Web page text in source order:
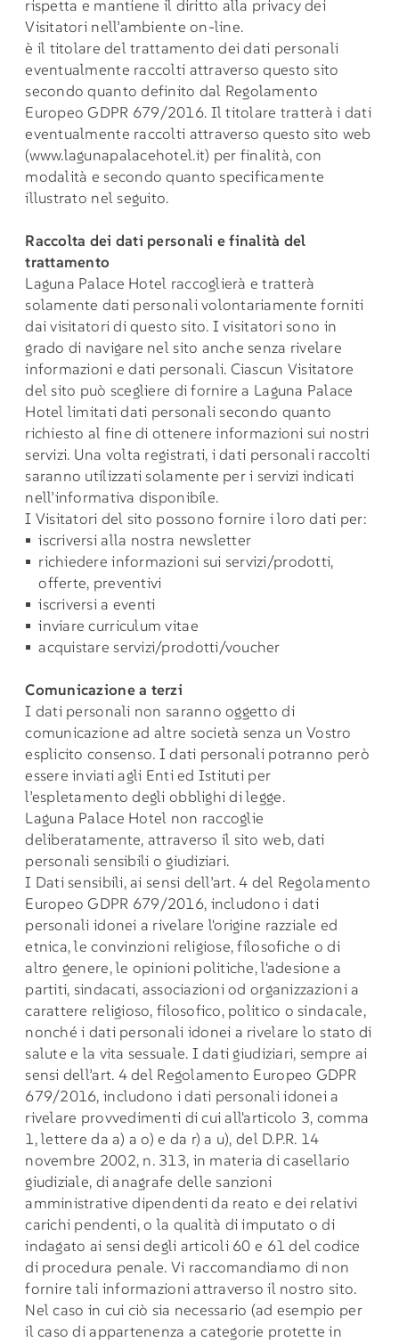
rispetta e mantiene il diritto alla privacy dei
Visitatori nell’ambiente on-line.
è il titolare del trattamento dei dati personali
eventualmente raccolti attraverso questo sito
secondo quanto definito dal Regolamento
Europeo GDPR 679/2016. Il titolare tratterà i dati
eventualmente raccolti attraverso questo sito web
(www.lagunapalacehotel.it) per finalità, con
modalità e secondo quanto specificamente
illustrato nel seguito.
Raccolta dei dati personali e finalità del
trattamento
Laguna Palace Hotel raccoglierà e tratterà
solamente dati personali volontariamente forniti
dai visitatori di questo sito. I visitatori sono in
grado di navigare nel sito anche senza rivelare
informazioni e dati personali. Ciascun Visitatore
del sito può scegliere di fornire a Laguna Palace
Hotel limitati dati personali secondo quanto
richiesto al fine di ottenere informazioni sui nostri
servizi. Una volta registrati, i dati personali raccolti
saranno utilizzati solamente per i servizi indicati
nell’informativa disponibile.
I Visitatori del sito possono fornire i loro dati per:
iscriversi alla nostra newsletter
richiedere informazioni sui servizi/prodotti,
offerte, preventivi
iscriversi a eventi
inviare curriculum vitae
acquistare servizi/prodotti/voucher
Comunicazione a terzi
I dati personali non saranno oggetto di
comunicazione ad altre società senza un Vostro
esplicito consenso. I dati personali potranno però
essere inviati agli Enti ed Istituti per
l’espletamento degli obblighi di legge.
Laguna Palace Hotel non raccoglie
deliberatamente, attraverso il sito web, dati
personali sensibili o giudiziari.
I Dati sensibili, ai sensi dell’art. 4 del Regolamento
Europeo GDPR 679/2016, includono i dati
personali idonei a rivelare l'origine razziale ed
etnica, le convinzioni religiose, filosofiche o di
altro genere, le opinioni politiche, l'adesione a
partiti, sindacati, associazioni od organizzazioni a
carattere religioso, filosofico, politico o sindacale,
nonché i dati personali idonei a rivelare lo stato di
salute e la vita sessuale. I dati giudiziari, sempre ai
sensi dell’art. 4 del Regolamento Europeo GDPR
679/2016, includono i dati personali idonei a
rivelare provvedimenti di cui all'articolo 3, comma
1, lettere da a) a o) e da r) a u), del D.P.R. 14
novembre 2002, n. 313, in materia di casellario
giudiziale, di anagrafe delle sanzioni
amministrative dipendenti da reato e dei relativi
carichi pendenti, o la qualità di imputato o di
indagato ai sensi degli articoli 60 e 61 del codice
di procedura penale. Vi raccomandiamo di non
fornire tali informazioni attraverso il nostro sito.
Nel caso in cui ciò sia necessario (ad esempio per
il caso di appartenenza a categorie protette in